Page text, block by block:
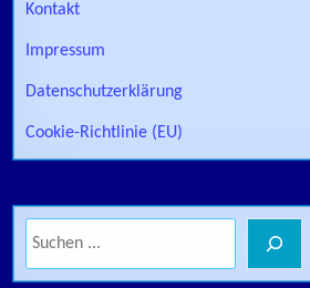
Kontakt
Impressum
Datenschutzerklärung
Cookie-Richtlinie (EU)